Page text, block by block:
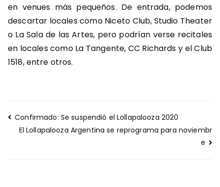
en venues más pequeños. De entrada, podemos
descartar locales como Niceto Club, Studio Theater
o La Sala de las Artes, pero podrían verse recitales
en locales como La Tangente, CC Richards y el Club
1518, entre otros.
Navegación
de
Confirmado: Se suspendió el Lollapalooza 2020
El Lollapalooza Argentina se reprograma para noviembr
e